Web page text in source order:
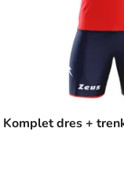
Komplet dres +